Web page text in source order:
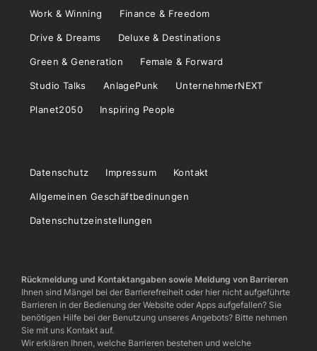
Work & Winning Finance & Freedom
Drive & Dreams Deluxe & Destinations
Green & Generation Female & Forward
Studio Talks AnlagePunk UnternehmerNEXT
Planet2050 Inspiring People
Datenschutz Impressum Kontakt
Allgemeinen Geschäftbedinungen
Datenschutzeinstellungen
Rückmeldung und Kontaktangaben sowie Meldung von Barrieren
Ihnen sind Mängel bei der Barrierefreiheit oder hier nicht aufgeführte
Barrieren in der Bedienung der Website oder Apps aufgefallen? Sie
benötigen Hilfe bei der Benutzung unseres Angebots? Bitte nehmen
Sie mit uns Kontakt auf.
Wir erklären Ihnen, welche Barrieren bestehen und welche